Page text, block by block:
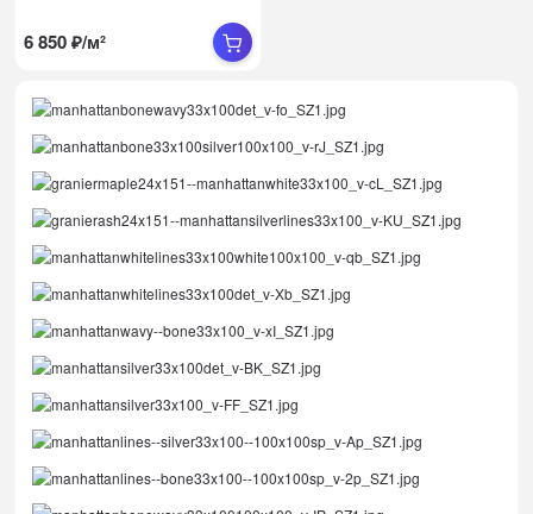
6 850 ₽/м²